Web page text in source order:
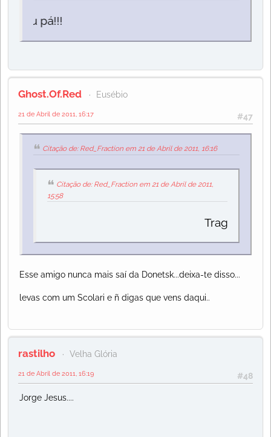
pá!!!
Ghost.Of.Red Eusébio
#47
21 de Abril de 2011, 16:17
Citação de: Red_Fraction em 21 de Abril de 2011, 16:16
Citação de: Red_Fraction em 21 de Abril de 2011,
15:58
Tragam o
Esse amigo nunca mais saí da Donetsk...deixa-te disso...
levas com um Scolari e ñ digas que vens daqui..
rastilho Velha Glória
#48
21 de Abril de 2011, 16:19
Jorge Jesus....